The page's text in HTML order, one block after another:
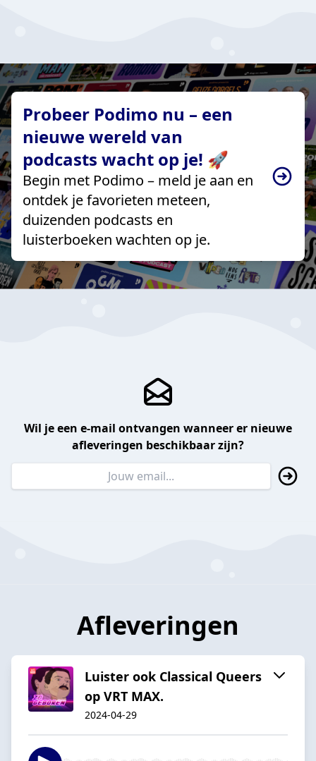
Probeer Podimo nu – een
nieuwe wereld van
podcasts wacht op je! 🚀
Begin met Podimo – meld je aan en
ontdek je favorieten meteen,
duizenden podcasts en
luisterboeken wachten op je.
Wil je een e-mail ontvangen wanneer er nieuwe
afleveringen beschikbaar zijn?
Afleveringen
Luister ook Classical Queers
op VRT MAX.
2024-04-29